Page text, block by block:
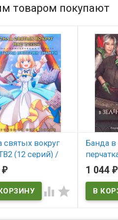
товаром покупают
святых вокруг
(12 серий) /
империи
₽
 
Банда
(16
1 044₽